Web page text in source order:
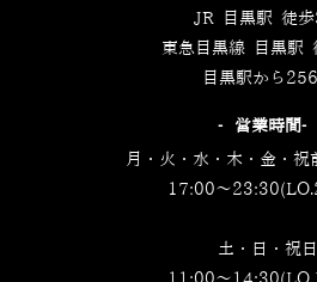
JR 目黒駅 徒歩
東急目黒線 目黒駅
目黒駅から
‐営業時間‐
月・火・水・木・金・祝
17:00～
土・日・祝日